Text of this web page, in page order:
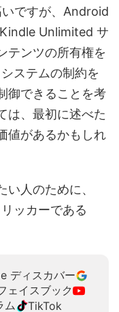
ですが、Android
Unlimited サ
テンツの所有権を
ステムの制約を
御できることを考
は、最初に述べた
値があるかもしれ
人のために、
ッカーである
ディスカバー
ェイスブック
ム TikTok